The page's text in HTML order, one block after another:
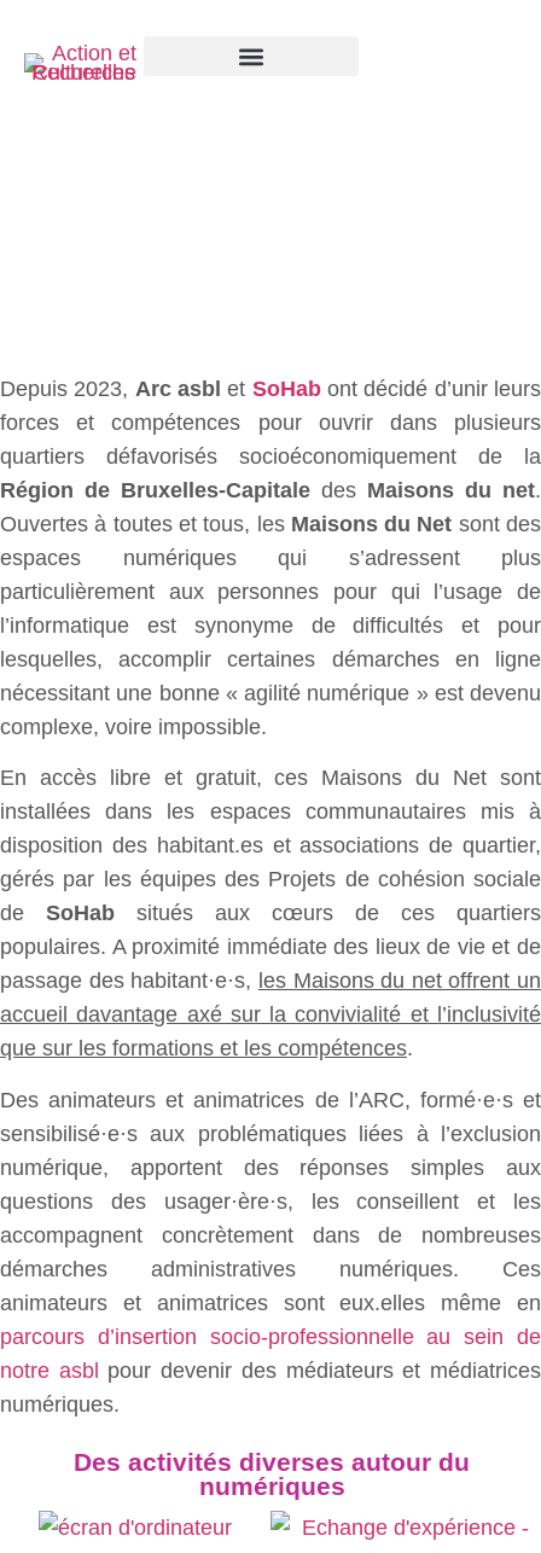
Depuis 2023, Arc asbl et SoHabont décidé d’unir leurs
forces et compétences pour ouvrir dans plusieurs
quartiers défavorisés socioéconomiquement de la
Région de Bruxelles-Capitale des Maisons du net.
Ouvertes à toutes et tous, les Maisons du Net sont des
espaces numériques qui s’adressent plus
particulièrement aux personnes pour qui l’usage de
l’informatique est synonyme de difficultés et pour
lesquelles, accomplir certaines démarches en ligne
nécessitant une bonne « agilité numérique » est devenu
complexe, voire impossible.
En accès libre et gratuit, ces Maisons du Net sont
installées dans les espaces communautaires mis à
disposition des habitant.es et associations de quartier,
gérés par les équipes des Projets de cohésion sociale
de SoHab situés aux cœurs de ces quartiers
populaires. A proximité immédiate des lieux de vie et de
passage des habitant·e·s, les Maisons du net offrent un
accueil davantage axé sur la convivialité et l’inclusivité
que sur les formations et les compétences.
Des animateurs et animatrices de l’ARC, formé·e·s et
sensibilisé·e·s aux problématiques liées à l’exclusion
numérique, apportent des réponses simples aux
questions des usager·ère·s, les conseillent et les
accompagnent concrètement dans de nombreuses
démarches administratives numériques. Ces
animateurs et animatrices sont eux.elles même en
parcours d’insertion socio-professionnelle au sein de
notre asbl pour devenir des médiateurs et médiatrices
numériques.
Des activités diverses autour du
numériques